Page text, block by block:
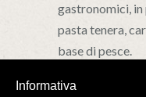
gastronomici,
pasta tenera,
base di pesce.
Informativa